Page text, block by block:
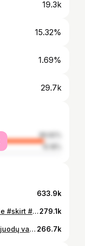
19.3k
15.32%
1.69%
29.7k
89.82%
10.18%
633.9k
Isejau, busiu kada grisiu 🖤 #style #skirt #blouse #hair @krimdzius @kukla_beauty_box #makeup @rutagrigone @makemyday.lt279.1k
3 šviesinimas 💣 kai sugalvoji iš juodų varno plaukų tapti šviesiaplauke! Artėjam link tikslo su @krimdzius ! Love u! #goodhairday #goodhairdontcare 266.7k